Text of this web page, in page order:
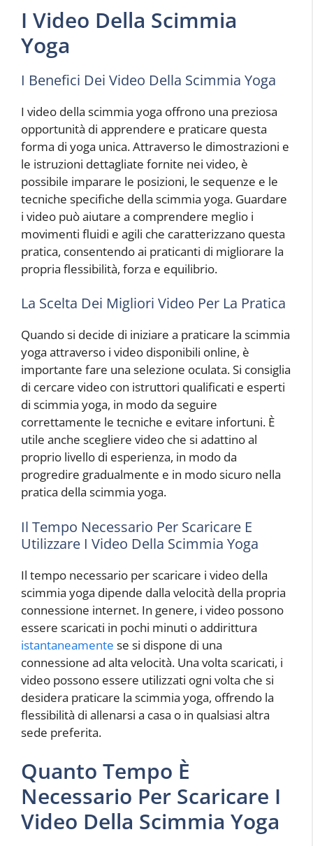
I Video Della Scimmia
Yoga
I Benefici Dei Video Della Scimmia Yoga
I video della scimmia yoga offrono una preziosa
opportunità di apprendere e praticare questa
forma di yoga unica. Attraverso le dimostrazioni e
le istruzioni dettagliate fornite nei video, è
possibile imparare le posizioni, le sequenze e le
tecniche specifiche della scimmia yoga. Guardare
i video può aiutare a comprendere meglio i
movimenti fluidi e agili che caratterizzano questa
pratica, consentendo ai praticanti di migliorare la
propria flessibilità, forza e equilibrio.
La Scelta Dei Migliori Video Per La Pratica
Quando si decide di iniziare a praticare la scimmia
yoga attraverso i video disponibili online, è
importante fare una selezione oculata. Si consiglia
di cercare video con istruttori qualificati e esperti
di scimmia yoga, in modo da seguire
correttamente le tecniche e evitare infortuni. È
utile anche scegliere video che si adattino al
proprio livello di esperienza, in modo da
progredire gradualmente e in modo sicuro nella
pratica della scimmia yoga.
Il Tempo Necessario Per Scaricare E
Utilizzare I Video Della Scimmia Yoga
Il tempo necessario per scaricare i video della
scimmia yoga dipende dalla velocità della propria
connessione internet. In genere, i video possono
essere scaricati in pochi minuti o addirittura
istantaneamente se si dispone di una
connessione ad alta velocità. Una volta scaricati, i
video possono essere utilizzati ogni volta che si
desidera praticare la scimmia yoga, offrendo la
flessibilità di allenarsi a casa o in qualsiasi altra
sede preferita.
Quanto Tempo È
Necessario Per Scaricare I
Video Della Scimmia Yoga